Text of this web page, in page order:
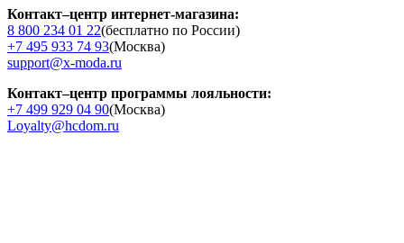
Контакт–центр интернет-магазина:
8 800 234 01 22(бесплатно по России)
+7 495 933 74 93(Москва)
support@x-moda.ru
Контакт–центр программы лояльности:
+7 499 929 04 90(Москва)
Loyalty@hcdom.ru